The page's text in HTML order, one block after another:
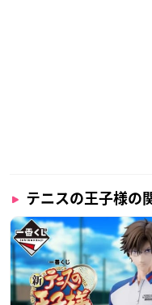
テニスの王子様の